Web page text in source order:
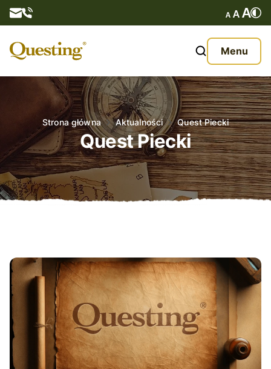
Menu
O nas
Oferta
Aktualności
Kontakt
Strona główna Aktualności Quest Piecki
Quest Piecki